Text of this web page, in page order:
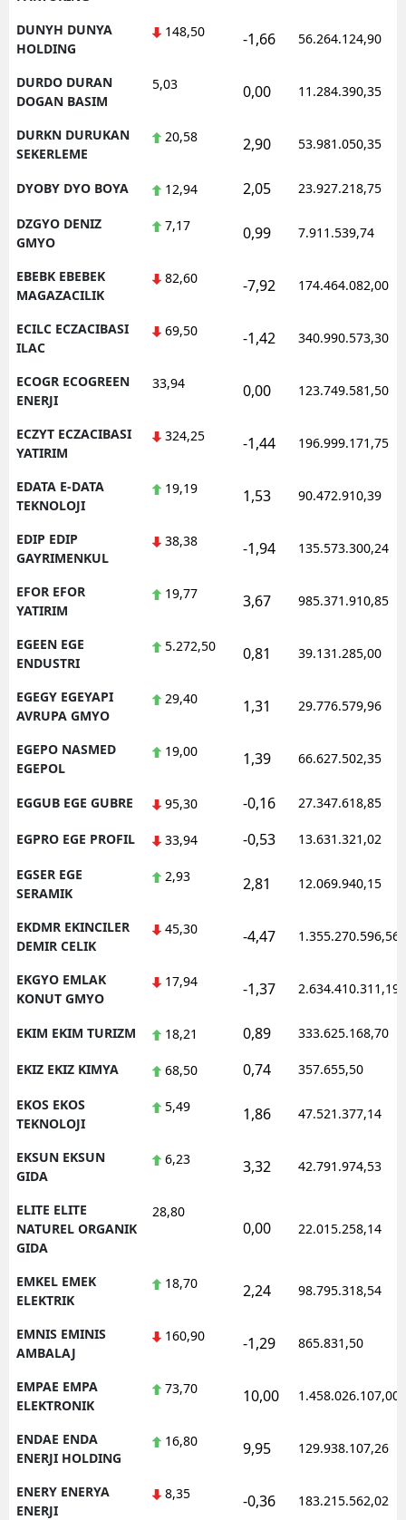
DUNYH DUNYA
HOLDING
148,50 -1,66 56.264.124,90
DURDO DURAN
DOGAN BASIM
5,03 0,00 11.284.390,35
DURKN DURUKAN
SEKERLEME
20,58 2,90 53.981.050,35
DYOBY DYO BOYA 12,94 2,05 23.927.218,75
DZGYO DENIZ
GMYO
7,17 0,99 7.911.539,74
EBEBK EBEBEK
MAGAZACILIK
82,60 -7,92 174.464.082,00
ECILC ECZACIBASI
ILAC
69,50 -1,42 340.990.573,30
ECOGR ECOGREEN
ENERJI
33,94 0,00 123.749.581,50
ECZYT ECZACIBASI
YATIRIM
324,25 -1,44 196.999.171,75
EDATA E-DATA
TEKNOLOJI
19,19 1,53 90.472.910,39
EDIP EDIP
GAYRIMENKUL
38,38 -1,94 135.573.300,24
EFOR EFOR
YATIRIM
19,77 3,67 985.371.910,85
EGEEN EGE
ENDUSTRI
5.272,50 0,81 39.131.285,00
EGEGY EGEYAPI
AVRUPA GMYO
29,40 1,31 29.776.579,96
EGEPO NASMED
EGEPOL
19,00 1,39 66.627.502,35
EGGUB EGE GUBRE 95,30 -0,16 27.347.618,85
EGPRO EGE PROFIL 33,94 -0,53 13.631.321,02
EGSER EGE
SERAMIK
2,93 2,81 12.069.940,15
EKDMR EKINCILER
DEMIR CELIK
45,30 -4,47 1.355.270.596,56
EKGYO EMLAK
KONUT GMYO
17,94 -1,37 2.634.410.311,19
EKIM EKIM TURIZM 18,21 0,89 333.625.168,70
EKIZ EKIZ KIMYA 68,50 0,74 357.655,50
EKOS EKOS
TEKNOLOJI
5,49 1,86 47.521.377,14
EKSUN EKSUN
GIDA
6,23 3,32 42.791.974,53
ELITE ELITE
NATUREL ORGANIK
GIDA
28,80
0,00 22.015.258,14
EMKEL EMEK
ELEKTRIK
18,70 2,24 98.795.318,54
EMNIS EMINIS
AMBALAJ
160,90 -1,29 865.831,50
EMPAE EMPA
ELEKTRONIK
73,70 10,00 1.458.026.107,00
ENDAE ENDA
ENERJI HOLDING
16,80 9,95 129.938.107,26
ENERY ENERYA
ENERJI
8,35 -0,36 183.215.562,02